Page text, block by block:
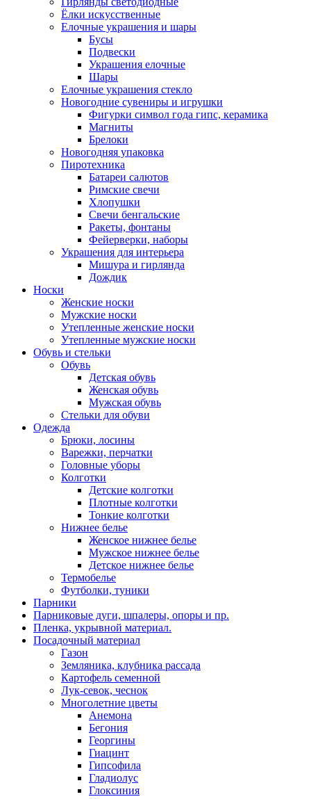
Ёлки искусственные
Елочные украшения и шары
Бусы
Подвески
Украшения елочные
Шары
Елочные украшения стекло
Новогодние сувениры и игрушки
Фигурки символ года гипс, керамика
Магниты
Брелоки
Новогодняя упаковка
Пиротехника
Батареи салютов
Римские свечи
Хлопушки
Свечи бенгальские
Ракеты, фонтаны
Фейерверки, наборы
Украшения для интерьера
Мишура и гирлянда
Дождик
Носки
Женские носки
Мужские носки
Утепленные женские носки
Утепленные мужские носки
Обувь и стельки
Обувь
Детская обувь
Женская обувь
Мужская обувь
Стельки для обуви
Одежда
Брюки, лосины
Варежки, перчатки
Головные уборы
Колготки
Детские колготки
Плотные колготки
Тонкие колготки
Нижнее белье
Женское нижнее белье
Мужское нижнее белье
Детское нижнее белье
Термобелье
Футболки, туники
Парники
Парниковые дуги, шпалеры, опоры и пр.
Пленка, укрывной материал.
Посадочный материал
Газон
Земляника, клубника рассада
Картофель семенной
Лук-севок, чеснок
Многолетние цветы
Анемона
Бегония
Георгины
Гиацинт
Гипсофила
Гладиолус
Глоксиния